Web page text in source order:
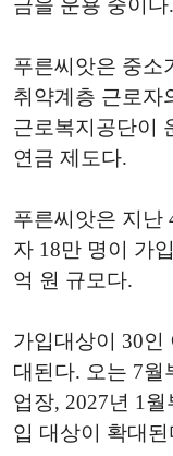
금을 운용 중이다.
푸른씨앗은 중소
취약계층 근로자
근로복지공단이
연금 제도다.
푸른씨앗은 지난
자 18만 명이 가
억 원 규모다.
가입대상이 30인
대된다. 오는 7월
업장, 2027년 1
입 대상이 확대된